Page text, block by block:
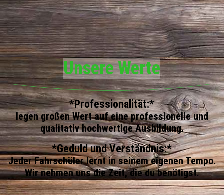
Unsere Werte
*Professionalität:*
legen großen Wert auf eine professionelle und
qualitativ hochwertige Ausbildung.
*Geduld und Verständnis:*
Jeder Fahrschüler lernt in seinem eigenen Tempo.
Wir nehmen uns die Zeit, die du benötigst.